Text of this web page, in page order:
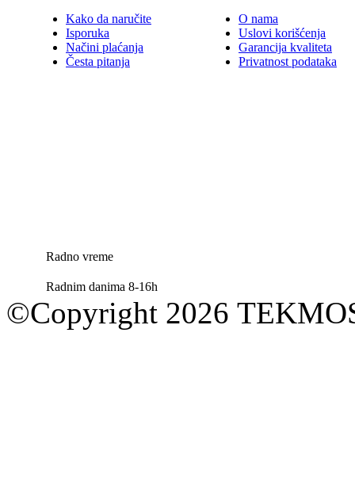
Kako da naručite
Isporuka
Načini plaćanja
Česta pitanja
O nama
Uslovi korišćenja
Garancija kvaliteta
Privatnost podataka
Radno vreme
Radnim danima 8-16h
©Copyright 2026